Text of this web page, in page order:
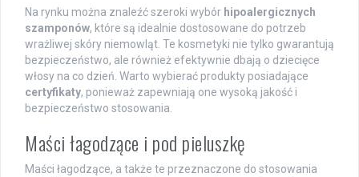
Na rynku można znaleźć szeroki wybór hipoalergicznych
szamponów, które są idealnie dostosowane do potrzeb
wrażliwej skóry niemowląt. Te kosmetyki nie tylko gwarantują
bezpieczeństwo, ale również efektywnie dbają o dziecięce
włosy na co dzień. Warto wybierać produkty posiadające
certyfikaty, ponieważ zapewniają one wysoką jakość i
bezpieczeństwo stosowania.
Maści łagodzące i pod pieluszkę
Maści łagodzące, a także te przeznaczone do stosowania